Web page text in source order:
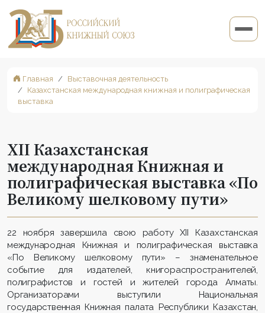
Главная
Выставочная деятельность
Казахстанская международная книжная и полиграфическая
выставка
XII Казахстанская
международная Книжная и
полиграфическая выставка «По
Великому шелковому пути»
22 ноября завершила свою работу XII Казахстанская
международная Книжная и полиграфическая выставка
«По Великому шелковому пути» – знаменательное
событие для издателей, книгораспространителей,
полиграфистов и гостей и жителей города Алматы.
Организаторами выступили Национальная
государственная Книжная палата Республики Казахстан,